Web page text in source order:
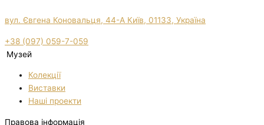
вул. Євгена Коновальця, 44-А Київ, 01133, Україна
+38 (097) 059-7-059
Музей
Колекції
Виставки
Нашi проекти
Правова інформація